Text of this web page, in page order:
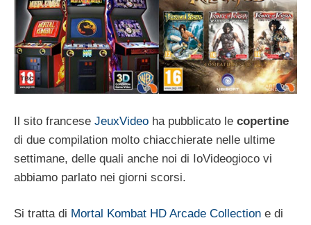
Il sito francese JeuxVideo ha pubblicato le copertine
di due compilation molto chiacchierate nelle ultime
settimane, delle quali anche noi di IoVideogioco vi
abbiamo parlato nei giorni scorsi.
Si tratta di Mortal Kombat HD Arcade Collection e di